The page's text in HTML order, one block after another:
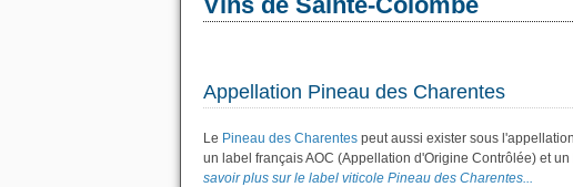
Appellation Pineau des Charentes
Le Pineau des Charentes peut aussi exister sous
un label français AOC (Appellation d'Origine Contrôlée) et
savoir plus sur le label viticole Pineau des Charentes...